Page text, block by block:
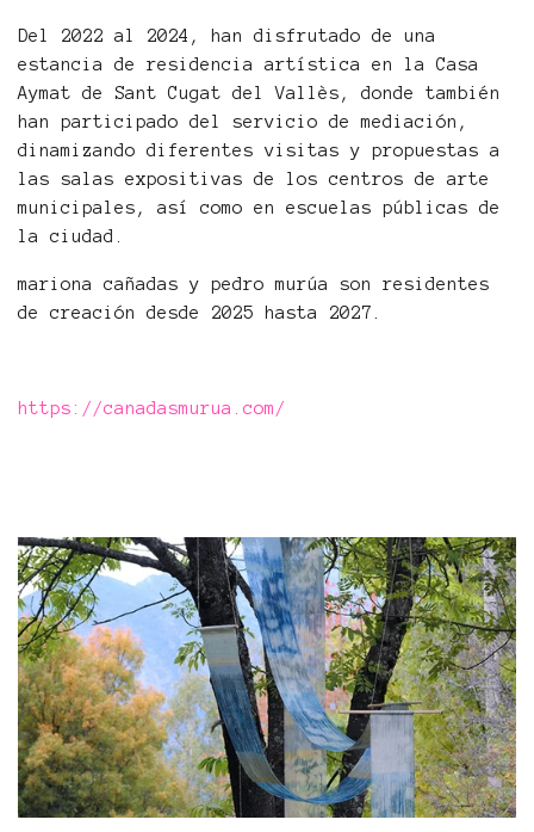
Del 2022 al 2024, han disfrutado de una
estancia de residencia artística en la Casa
Aymat de Sant Cugat del Vallès, donde también
han participado del servicio de mediación,
dinamizando diferentes visitas y propuestas a
las salas expositivas de los centros de arte
municipales, así como en escuelas públicas de
la ciudad.
mariona cañadas y pedro murúa son residentes
de creación desde 2025 hasta 2027.
https://canadasmurua.com/